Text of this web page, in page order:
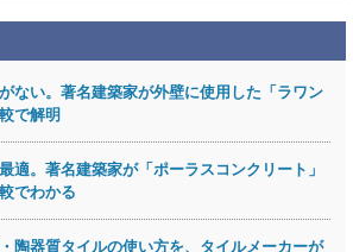
ない。著名建築家が外壁に使用した「ラワン
で解明
適。著名建築家が「ポーラスコンクリート」
でわかる
陶器質タイルの使い方を、タイルメーカーが